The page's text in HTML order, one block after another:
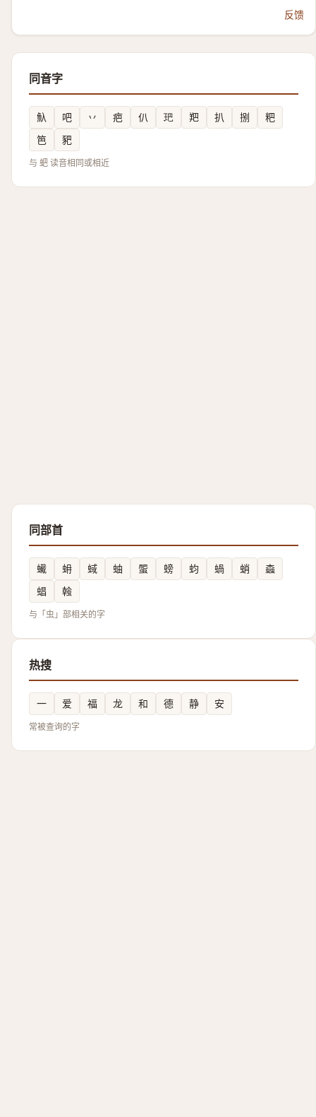
反馈
同音字
魞 吧 丷 疤 仈 鿱 羓 扒 捌
粑
笆
豝
与 蚆 读音相同或相近
同部首
蠘 蚦 蜮 蚰 蜰 螃 蚐 蝸 蛸
螙
䗉
螒
与「虫」部相关的字
热搜
一 爱 福 龙 和 德 静 安
常被查询的字